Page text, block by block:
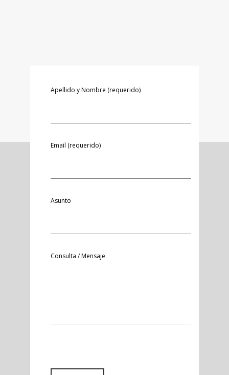
Apellido y Nombre (requerido)
Email (requerido)
Asunto
Consulta / Mensaje